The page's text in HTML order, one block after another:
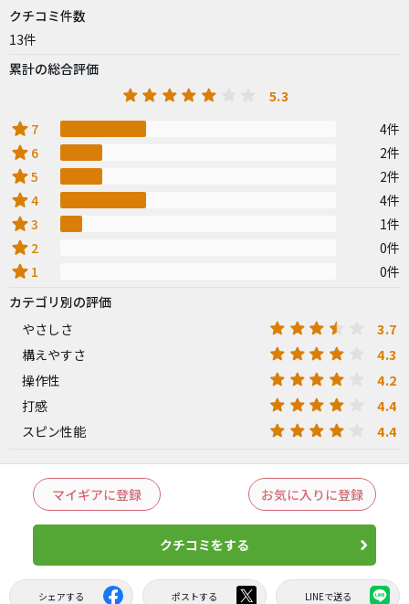
クチコミ件数
13件
累計の総合評価
5.3
star 7 4件
star 6 2件
star5 2件
star4 4件
star3 1件
star 2 0件
star 1
0件
カテゴリ別の評価
やさしさ
3.7
構えやすさ 4.3
操作性 4.2
打感 4.4
スピン性能 4.4
マイギアに登録 お気に入りに登録
クチコミをする
シェアする ポストする LINEで送る